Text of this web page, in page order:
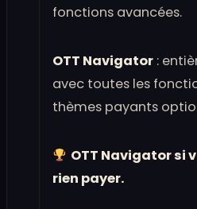
fonctions avancées.
OTT Navigator :
avec toutes les
thèmes payants
OTT Navigator si
rien payer.